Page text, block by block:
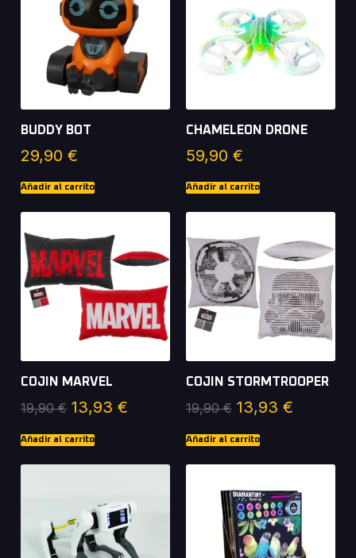
BUDDY BOT
29,90 €
Añadir al carrito
CHAMELEON DRONE
59,90 €
Añadir al carrito
COJIN MARVEL
19,90€ 13,93 €
Añadir al carrito
COJIN STORMTROOPER
19,90€ 13,93 €
Añadir al carrito